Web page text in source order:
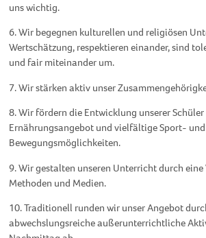
uns wichtig.
6. Wir begegnen kulturellen und religiösen
Wertschätzung, respektieren einander, sind
und fair miteinander um.
7. Wir stärken aktiv unser
8. Wir fördern die Entwicklung unserer
Ernährungsangebot und vielfältige Sport- und
Bewegungsmöglichkeiten.
9. Wir gestalten unseren Unterricht durch
Methoden und Medien.
10. Traditionell runden wir unser Angebot
abwechslungsreiche außerunterrichtliche